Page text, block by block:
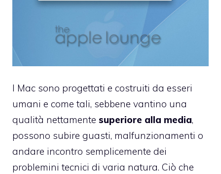
I Mac sono progettati e costruiti da esseri
umani e come tali, sebbene vantino una
qualità nettamente superiore alla media,
possono subire guasti, malfunzionamenti o
andare incontro semplicemente dei
problemini tecnici di varia natura. Ciò che